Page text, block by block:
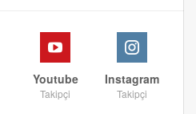
Youtube
Takipçi
Instagram
Takipçi